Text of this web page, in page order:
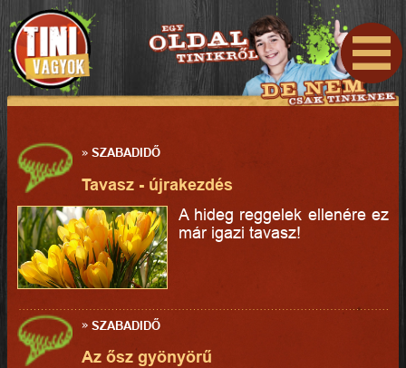
»SZABADIDŐ
Tavasz - újrakezdés
A hideg reggelek ellenére ez
már igazi tavasz!
»SZABADIDŐ
Az ősz gyönyörű